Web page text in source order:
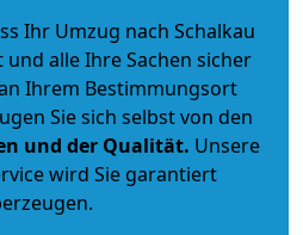
Ihr Umzug nach Schalkau
alle Ihre Sachen sicher
Ihrem Bestimmungsort
Sie sich selbst von den
und der Qualität. Unsere
wird Sie garantiert